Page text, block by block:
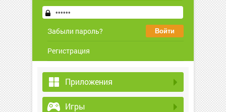
Забыли пароль?
Регистрация
Приложения
Игры